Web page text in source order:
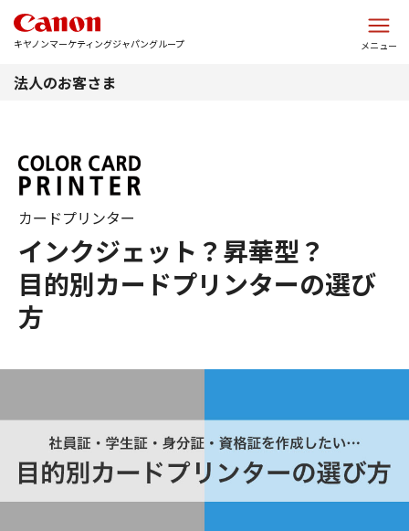
キヤノンマーケティングジャパングループ メニュー
法人のお客さま
インクジェット？昇華型？
目的別カードプリンターの選び
方
カードプリンター